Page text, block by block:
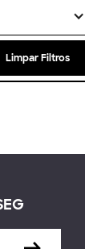
Limpar Filtros